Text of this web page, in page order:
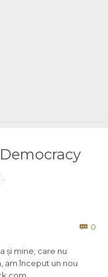
 0
și mine, care nu
am început un nou